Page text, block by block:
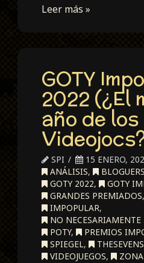
Leer más »
GOTY
2022 (¿El
año de los
SPI
15 ENERO,
ANÁLISIS, BLOGUERS
GOTY 2022, GOTY
GRANDES PREMIADOS
IMPOPULAR,
NO
POTY, PREMIOS
SPIEGEL,
VIDEOJUEGOS,